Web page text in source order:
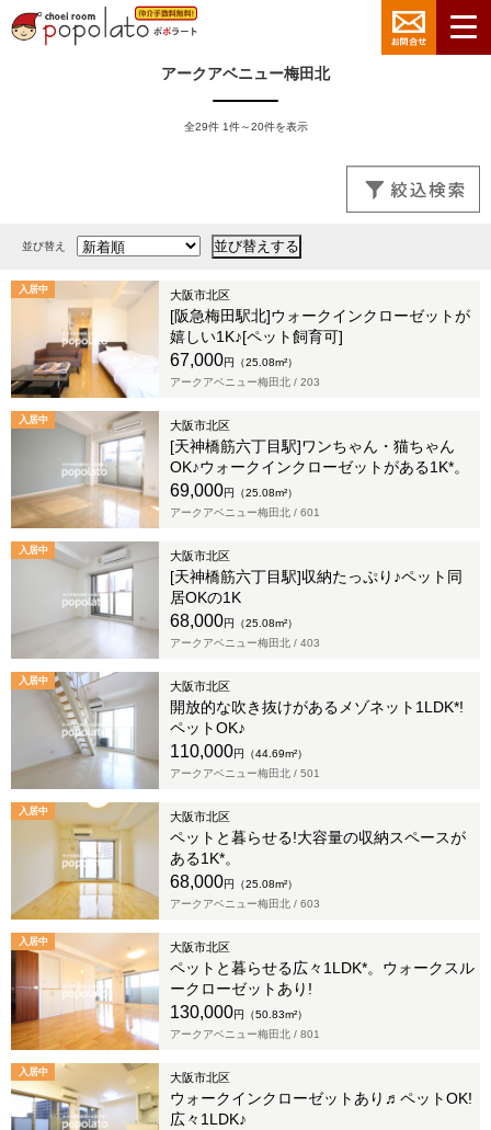
アークアベニュー梅田北
全29件 1件～20件を表示
並び替え
入居中 大阪市北区
[阪急梅田駅北]ウォークインクローゼットが
嬉しい1K♪[ペット飼育可]
67,000円（25.08m²）
アークアベニュー梅田北 / 203
入居中 大阪市北区
[天神橋筋六丁目駅]ワンちゃん・猫ちゃん
OK♪ウォークインクローゼットがある1K*。
69,000円（25.08m²）
アークアベニュー梅田北 / 601
入居中 大阪市北区
[天神橋筋六丁目駅]収納たっぷり♪ペット同
居OKの1K
68,000円（25.08m²）
アークアベニュー梅田北 / 403
入居中 大阪市北区
開放的な吹き抜けがあるメゾネット1LDK*!
ペットOK♪
110,000円（44.69m²）
アークアベニュー梅田北 / 501
入居中 大阪市北区
ペットと暮らせる!大容量の収納スペースが
ある1K*。
68,000円（25.08m²）
アークアベニュー梅田北 / 603
入居中 大阪市北区
ペットと暮らせる広々1LDK*。ウォークスル
ークローゼットあり!
130,000円（50.83m²）
アークアベニュー梅田北 / 801
入居中 大阪市北区
ウォークインクローゼットあり♬ペットOK!
広々1LDK♪